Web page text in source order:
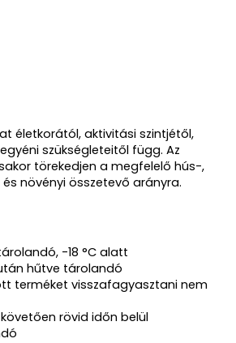
életkorától, aktivitási szintjétől,
szükségleteitől függ. Az
törekedjen a megfelelő hús-,
növényi összetevő arányra.
-18 °C alatt
hűtve tárolandó
terméket visszafagyasztani nem
rövid időn belül